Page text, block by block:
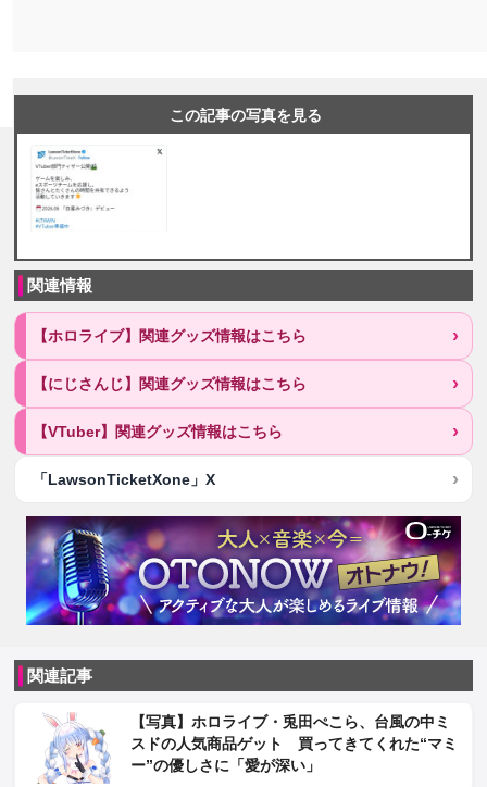
この記事の写真を見る
関連情報
【ホロライブ】関連グッズ情報はこちら
【にじさんじ】関連グッズ情報はこちら
【VTuber】関連グッズ情報はこちら
「LawsonTicketXone」X
関連記事
【写真】ホロライブ・兎田ぺこら、台風の中ミ
スドの人気商品ゲット 買ってきてくれた“マミ
ー”の優しさに「愛が深い」